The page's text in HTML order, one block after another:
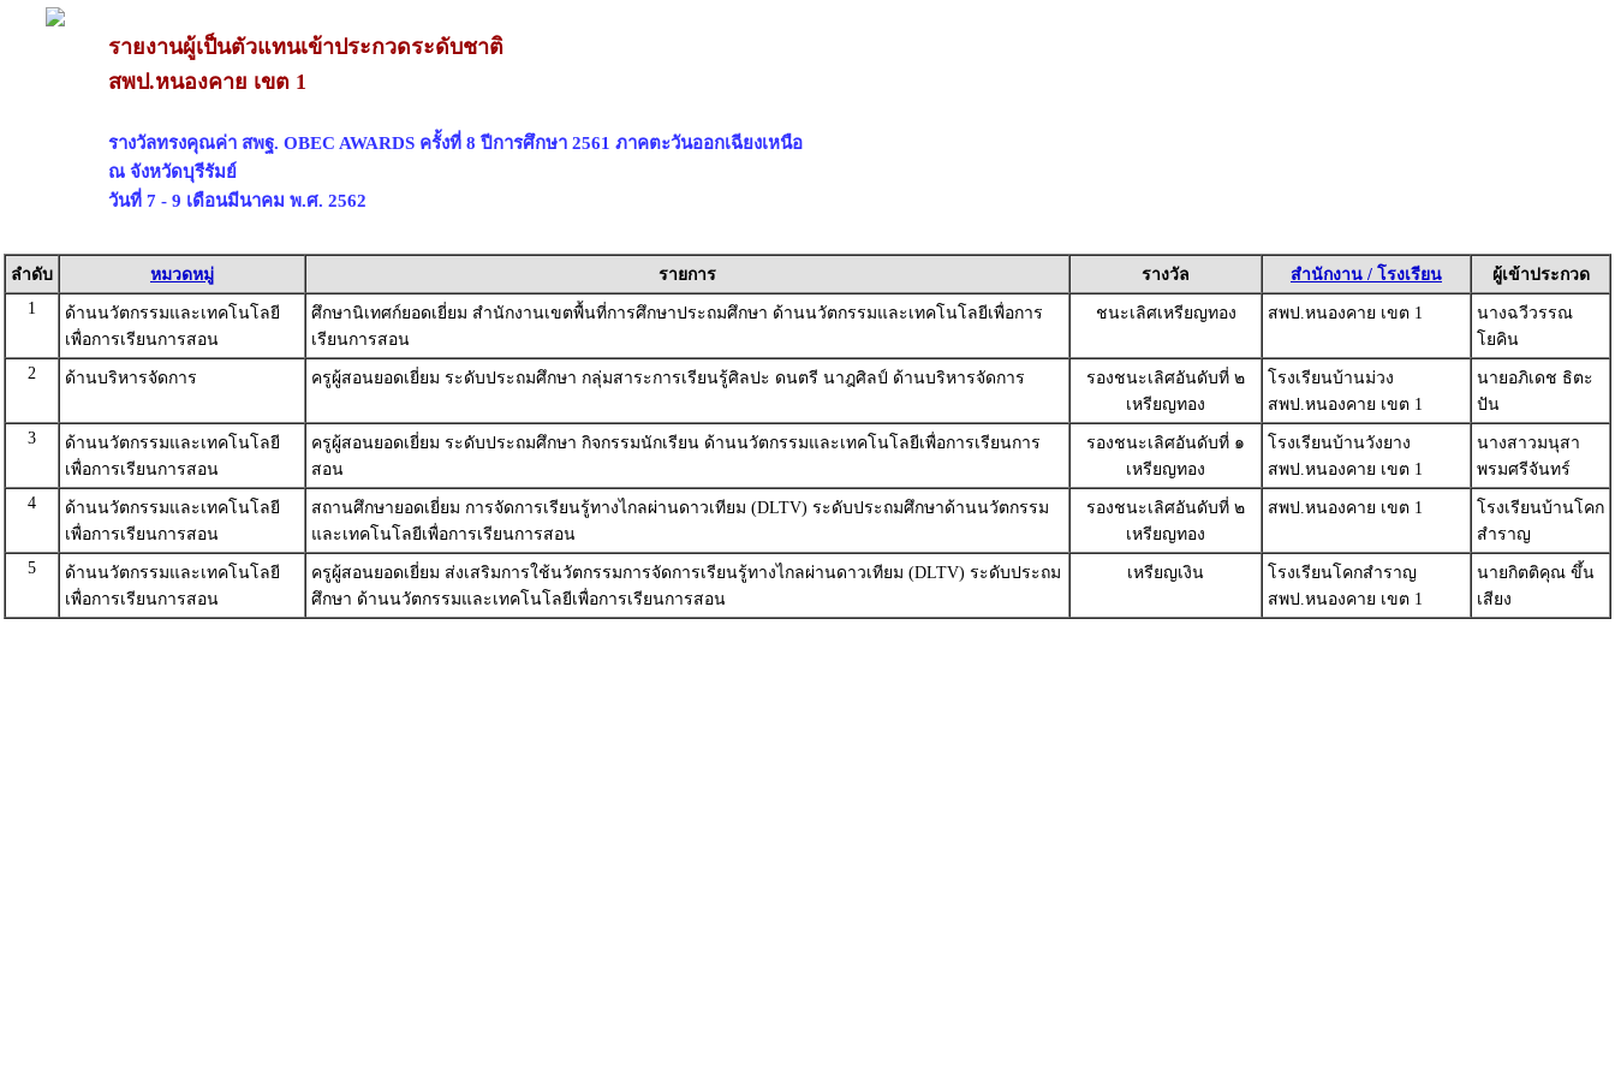
รายงานผู้เป็นตัวแทนเข้าประกวดระดับชาติ
สพป.หนองคาย เขต 1
รางวัลทรงคุณค่า สพฐ. OBEC AWARDS ครั้งที่ 8 ปีการศึกษา 2561 ภาคตะวันออกเฉียงเหนือ
ณ จังหวัดบุรีรัมย์
วันที่ 7 - 9 เดือนมีนาคม พ.ศ. 2562
ลำดับ หมวดหมู่ รายการ รางวัล สำนักงาน / โรงเรียน
ผู้เข้าประกวด
1
ด้านนวัตกรรมและเทคโนโลยี
เพื่อการเรียนการสอน
ศึกษานิเทศก์ยอดเยี่ยม สำนักงานเขตพื้นที่การศึกษาประถมศึกษา ด้านนวัตกรรมและเทคโนโลยีเพื่อการ
เรียนการสอน
ชนะเลิศเหรียญทอง สพป.หนองคาย เขต 1
นางฉวีวรรณ
โยคิน
2
ด้านบริหารจัดการ ครูผู้สอนยอดเยี่ยม ระดับประถมศึกษา กลุ่มสาระการเรียนรู้ศิลปะ ดนตรี นาฎศิลป์ ด้านบริหารจัดการ
รองชนะเลิศอันดับที่ ๒
เหรียญทอง
โรงเรียนบ้านม่วง
สพป.หนองคาย เขต 1
นายอภิเดช ธิตะ
ปัน
3
ด้านนวัตกรรมและเทคโนโลยี
เพื่อการเรียนการสอน
ครูผู้สอนยอดเยี่ยม ระดับประถมศึกษา กิจกรรมนักเรียน ด้านนวัตกรรมและเทคโนโลยีเพื่อการเรียนการ
สอน
รองชนะเลิศอันดับที่ ๑
เหรียญทอง
โรงเรียนบ้านวังยาง
สพป.หนองคาย เขต 1
นางสาวมนุสา
พรมศรีจันทร์
4
ด้านนวัตกรรมและเทคโนโลยี
เพื่อการเรียนการสอน
สถานศึกษายอดเยี่ยม การจัดการเรียนรู้ทางไกลผ่านดาวเทียม (DLTV) ระดับประถมศึกษาด้านนวัตกรรม
และเทคโนโลยีเพื่อการเรียนการสอน
รองชนะเลิศอันดับที่ ๒
เหรียญทอง
สพป.หนองคาย เขต 1
โรงเรียนบ้านโคก
สำราญ
5
ด้านนวัตกรรมและเทคโนโลยี
เพื่อการเรียนการสอน
ครูผู้สอนยอดเยี่ยม ส่งเสริมการใช้นวัตกรรมการจัดการเรียนรู้ทางไกลผ่านดาวเทียม (DLTV) ระดับประถม
ศึกษา ด้านนวัตกรรมและเทคโนโลยีเพื่อการเรียนการสอน
เหรียญเงิน
โรงเรียนโคกสำราญ
สพป.หนองคาย เขต 1
นายกิตติคุณ ขึ้น
เสียง